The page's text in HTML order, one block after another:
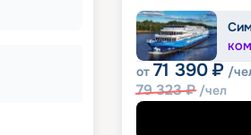
от 71 390 ₽ /
79 323₽ /чел